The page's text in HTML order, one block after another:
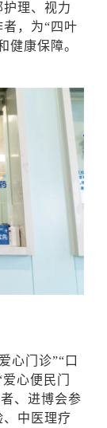
理、视力
，为“四叶
健康保障。
心门诊”“口
心便民门
、进博会参
中医理疗